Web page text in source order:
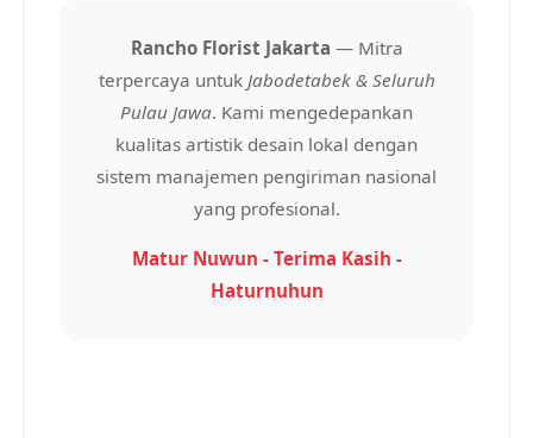
Rancho Florist Jakarta — Mitra
terpercaya untuk Jabodetabek & Seluruh
Pulau Jawa. Kami mengedepankan
kualitas artistik desain lokal dengan
sistem manajemen pengiriman nasional
yang profesional.
Matur Nuwun - Terima Kasih -
Haturnuhun